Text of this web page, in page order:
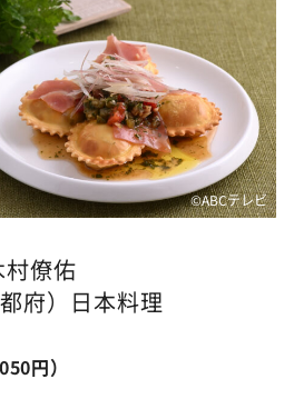
©ABCテレビ
僚佑
府）日本料理
円）